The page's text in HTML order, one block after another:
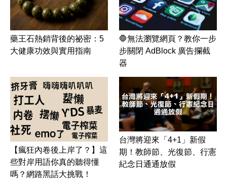
藥王石熱銷背後的祕密：5
大健康功效與實用指南
🛑無法瀏覽網頁？教你一步
步關閉 AdBlock 廣告攔截
器
【瘋狂內卷後上岸了？】這
些對岸用語你真的聽得懂
嗎？網路黑話大挑戰！
台灣將迎來「4+1」新假
期！教師節、光復節、行憲
紀念日通通放假